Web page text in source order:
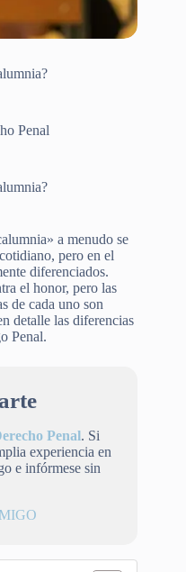
Penal
a menudo se
pero en el
diferenciados.
el honor, pero las
de cada uno son
detalle las diferencias
Penal.
Penal. Si
experiencia en
e infórmese sin